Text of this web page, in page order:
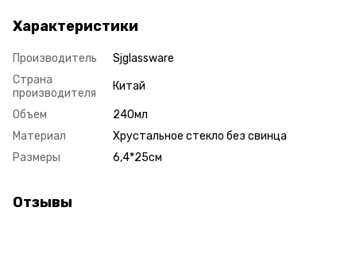
Характеристики
Производитель
Sjglassware
Страна
производителя
Китай
Объем
240мл
Материал
Хрустальное стекло без свинца
Размеры
6,4*25см
Отзывы